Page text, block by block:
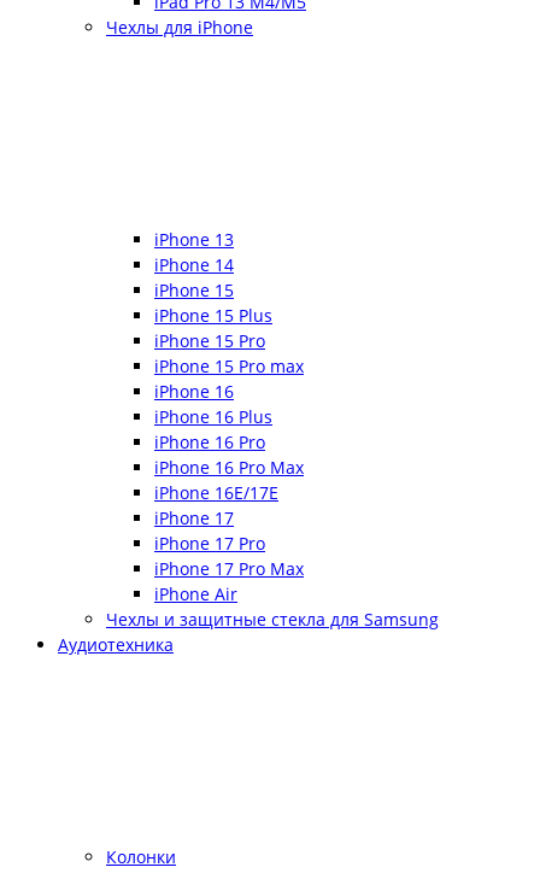
Чехлы для iPhone
iPhone 13
iPhone 14
iPhone 15
iPhone 15 Plus
iPhone 15 Pro
iPhone 15 Pro max
iPhone 16
iPhone 16 Plus
iPhone 16 Pro
iPhone 16 Pro Max
iPhone 16E/17E
iPhone 17
iPhone 17 Pro
iPhone 17 Pro Max
iPhone Air
Чехлы и защитные стекла для Samsung
Аудиотехника
Колонки